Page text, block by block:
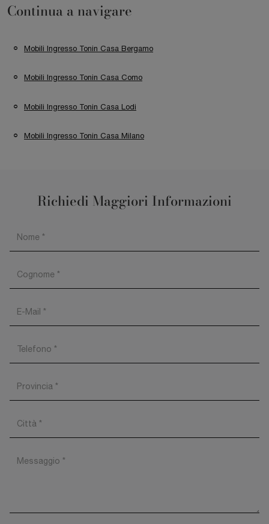
Continua a navigare
Mobili Ingresso Tonin Casa Bergamo
Mobili Ingresso Tonin Casa Como
Mobili Ingresso Tonin Casa Lodi
Mobili Ingresso Tonin Casa Milano
Richiedi Maggiori Informazioni